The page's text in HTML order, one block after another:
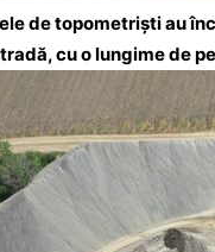
de topometriști au
cu o lungime de